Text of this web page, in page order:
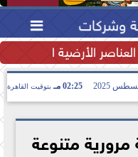
وشركات 
الأرضية النادرة
02:25 مـ بتوقيت القاهرة
مرورية متنوعة